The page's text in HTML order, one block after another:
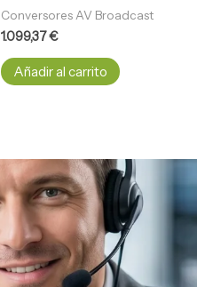
Conversores AV Broadcast
1.099,37€
Añadir al carrito